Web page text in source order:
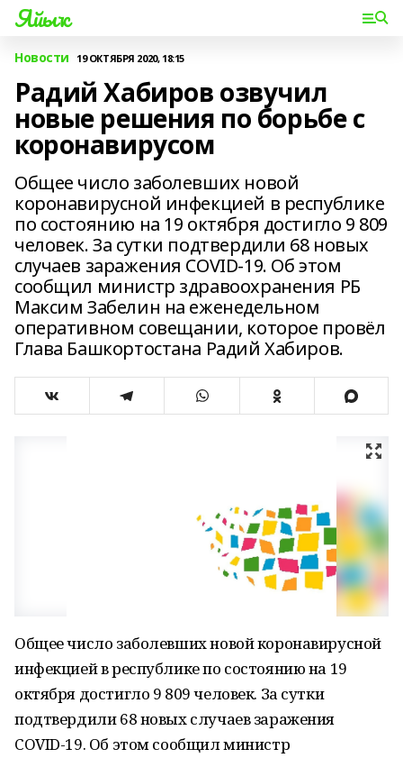
Яйыҡ
Новости 19 ОКТЯБРЯ 2020, 18:15
Радий Хабиров озвучил
новые решения по борьбе с
коронавирусом
Общее число заболевших новой
коронавирусной инфекцией в республике
по состоянию на 19 октября достигло 9 809
человек. За сутки подтвердили 68 новых
случаев заражения COVID-19. Об этом
сообщил министр здравоохранения РБ
Максим Забелин на еженедельном
оперативном совещании, которое провёл
Глава Башкортостана Радий Хабиров.
Общее число заболевших новой коронавирусной
инфекцией в республике по состоянию на 19
октября достигло 9 809 человек. За сутки
подтвердили 68 новых случаев заражения
COVID-19. Об этом сообщил министр